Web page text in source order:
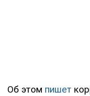
Об этом пишет